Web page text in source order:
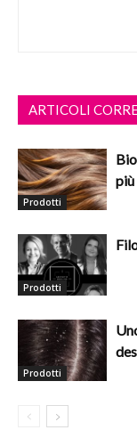
ARTICOLI
Prodotti
più
Prodotti
Prodotti